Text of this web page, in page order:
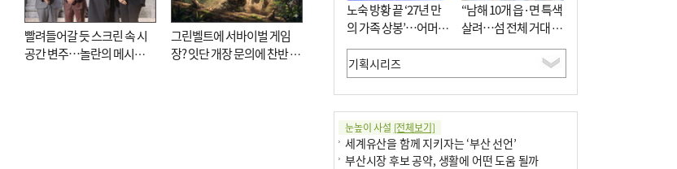
빨려들어갈 듯 스크린 속 시
공간 변주…놀란의 메시지
그린벨트에 서바이벌 게임
장? 잇단 개장 문의에 찬반 논
노숙 방황 끝 ‘27년 만
의 가족 상봉’…어머니
와 행복 꿈꿔
“남해 10개 읍·면 특색
살려…섬 전체 거대 정
원으로 조성”
눈높이 사설 [전체보기]
세계유산을 함께 지키자는 ‘부산 선언’
부산시장 후보 공약, 생활에 어떤 도움 될까